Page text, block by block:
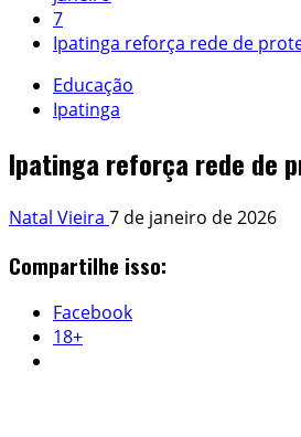
7
Ipatinga reforça rede de
Educação
Ipatinga
Ipatinga reforça rede de
Natal Vieira 7 de janeiro de 2026
Compartilhe isso:
Facebook
18+